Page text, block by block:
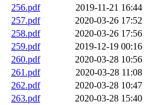
256.pdf
2019-11-21 16:44
257.pdf
2020-03-26 17:52
258.pdf
2020-03-26 17:56
259.pdf
2019-12-19 00:16
260.pdf
2020-03-28 10:56
261.pdf
2020-03-28 11:08
262.pdf
2020-03-28 10:47
263.pdf
2020-03-28 15:40